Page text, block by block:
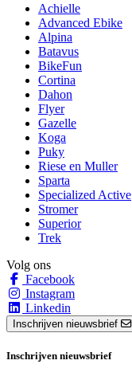
Achielle
Advanced Ebike
Alpina
Batavus
BikeFun
Cortina
Dahon
Flyer
Gazelle
Koga
Puky
Riese en Muller
Sparta
Specialized Active
Stromer
Superior
Trek
Volg ons
Facebook
Instagram
Linkedin
Inschrijven nieuwsbrief
Inschrijven nieuwsbrief